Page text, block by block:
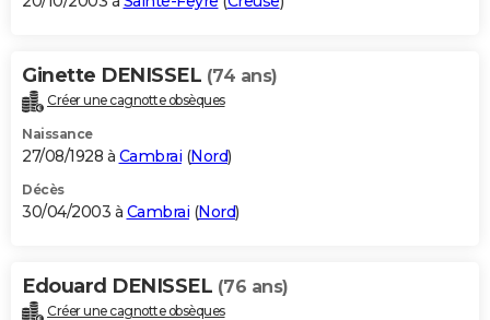
Ginette DENISSEL (74 ans)
Créer une cagnotte obsèques
Naissance
27/08/1928 à Cambrai (Nord)
Décès
30/04/2003 à Cambrai (Nord)
Edouard DENISSEL (76 ans)
Créer une cagnotte obsèques